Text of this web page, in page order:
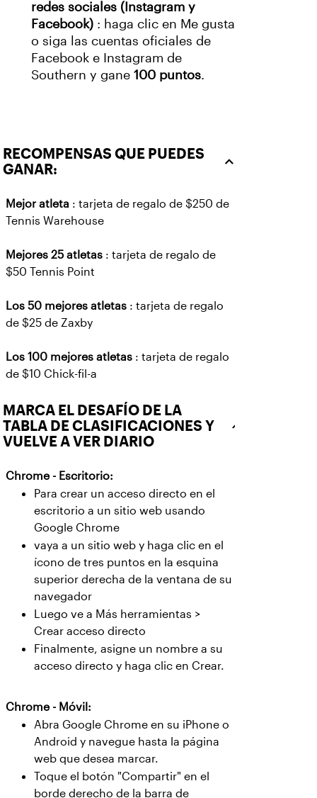
redes sociales (Instagram y
Facebook) : haga clic en Me gusta
o siga las cuentas oficiales de
Facebook e Instagram de
Southern y gane 100 puntos.
RECOMPENSAS QUE PUEDES
GANAR:
Mejor atleta : tarjeta de regalo de $250 de
Tennis Warehouse
Mejores 25 atletas : tarjeta de regalo de
$50 Tennis Point
Los 50 mejores atletas : tarjeta de regalo
de $25 de Zaxby
Los 100 mejores atletas : tarjeta de regalo
de $10 Chick-fil-a
MARCA EL DESAFÍO DE LA
TABLA DE CLASIFICACIONES Y
VUELVE A VER DIARIO
Chrome - Escritorio:
Para crear un acceso directo en el
escritorio a un sitio web usando
Google Chrome
vaya a un sitio web y haga clic en el
ícono de tres puntos en la esquina
superior derecha de la ventana de su
navegador
Luego ve a Más herramientas >
Crear acceso directo
Finalmente, asigne un nombre a su
acceso directo y haga clic en Crear.
Chrome - Móvil:
Abra Google Chrome en su iPhone o
Android y navegue hasta la página
web que desea marcar.
Toque el botón "Compartir" en el
borde derecho de la barra de